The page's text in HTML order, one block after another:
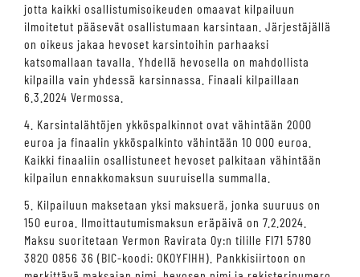
jotta kaikki osallistumisoikeuden omaavat kilpailuun
ilmoitetut pääsevät osallistumaan karsintaan. Järjestäjällä
on oikeus jakaa hevoset karsintoihin parhaaksi
katsomallaan tavalla. Yhdellä hevosella on mahdollista
kilpailla vain yhdessä karsinnassa. Finaali kilpaillaan
6.3.2024 Vermossa.
4. Karsintalähtöjen ykköspalkinnot ovat vähintään 2000
euroa ja finaalin ykköspalkinto vähintään 10 000 euroa.
Kaikki finaaliin osallistuneet hevoset palkitaan vähintään
kilpailun ennakkomaksun suuruisella summalla.
5. Kilpailuun maksetaan yksi maksuerä, jonka suuruus on
150 euroa. Ilmoittautumismaksun eräpäivä on 7.2.2024.
Maksu suoritetaan Vermon Ravirata Oy:n tilille FI71 5780
3820 0856 36 (BIC-koodi: OKOYFIHH). Pankkisiirtoon on